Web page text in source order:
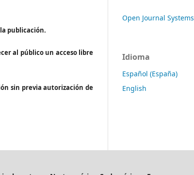
publicación.
al público un acceso libre
sin previa autorización de
Open Journal Systems
Idioma
Español (España)
English